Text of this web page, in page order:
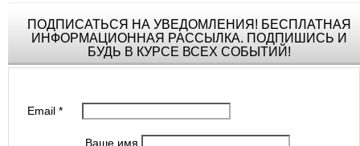
ПОДПИСАТЬСЯ НА УВЕДОМЛЕНИЯ! БЕСПЛАТНАЯ
ИНФОРМАЦИОННАЯ РАССЫЛКА. ПОДПИШИСЬ И
БУДЬ В КУРСЕ ВСЕХ СОБЫТИЙ!
Email*
Ваше имя